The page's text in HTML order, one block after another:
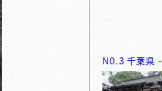
N0. 3 千葉県 -